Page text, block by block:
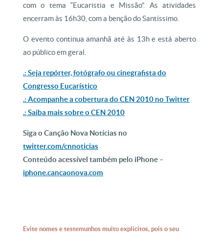
com o tema “Eucaristia e Missão”. As atividades
encerram às 16h30, com a benção do Santíssimo.
O evento continua amanhã até às 13h e está aberto
ao público em geral.
.: Seja repórter, fotógrafo ou cinegrafista do
Congresso Eucarístico
.: Acompanhe a cobertura do CEN 2010 no Twitter
.: Saiba mais sobre o CEN 2010
Siga o Canção Nova Notícias no
twitter.com/cnnoticias
Conteúdo acessível também pelo iPhone –
iphone.cancaonova.com
Evite nomes e testemunhos muito explícitos, pois o seu